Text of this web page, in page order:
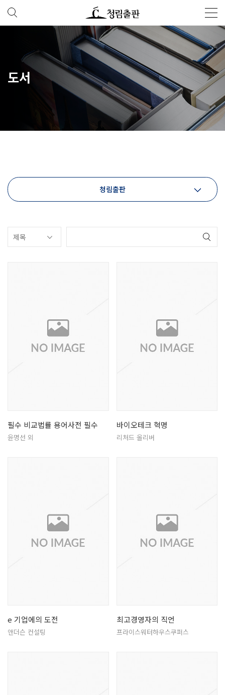
도서
청림출판
필수 비교법률 용어사전 필수
윤명선 외
바이오테크 혁명
리처드 올리버
e 기업에의 도전
앤더슨 컨설팅
최고경영자의 직언
프라이스워터하우스쿠퍼스